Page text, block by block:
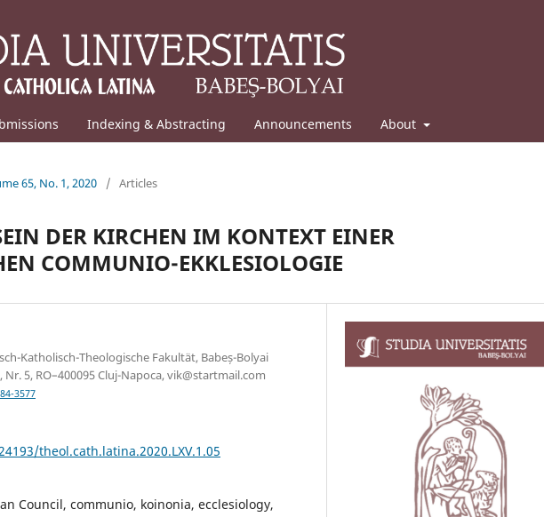
Indexing & Abstracting Announcements About
65, No. 1, 2020 / Articles
DER KIRCHEN IM KONTEXT EINER
COMMUNIO-EKKLESIOLOGIE
Katholisch-Theologische Fakultät, Babeș-Bolyai
5, RO–400095 Cluj-Napoca, vik@startmail.com
3577
theol.cath.latina.2020.LXV.1.05
Council, communio, koinonia, ecclesiology,